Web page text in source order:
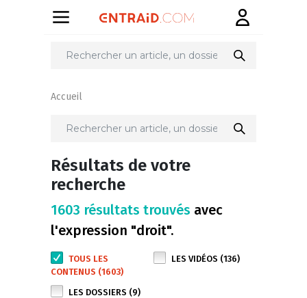
Accueil
Résultats de votre
recherche
1603 résultats trouvés avec
l'expression "droit".
TOUS LES
CONTENUS (1603)
LES VIDÉOS (136)
LES DOSSIERS (9)